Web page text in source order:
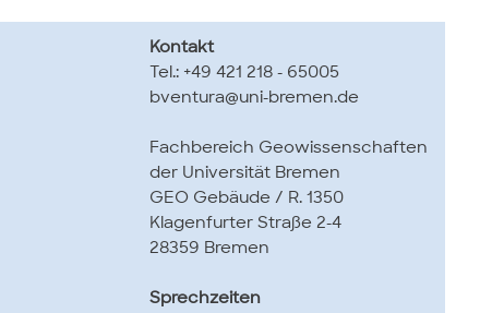
Kontakt
Tel.: +49 421 218 - 65005
bventura@uni-bremen.de
Fachbereich Geowissenschaften
der Universität Bremen
GEO Gebäude / R. 1350
Klagenfurter Straße 2-4
28359 Bremen
Sprechzeiten